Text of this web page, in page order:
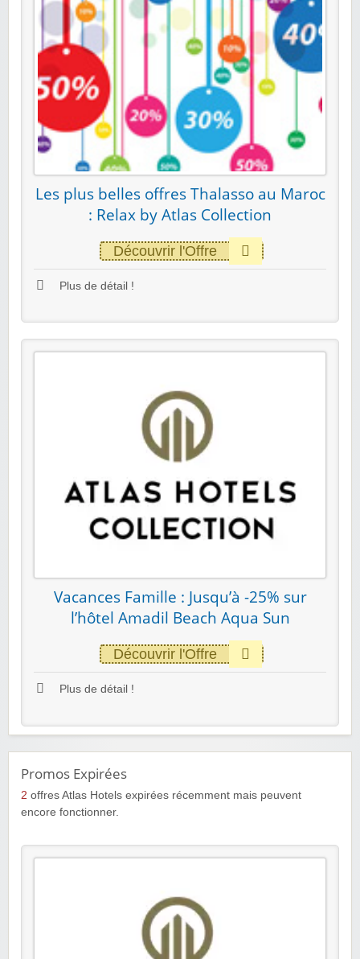
Les plus belles offres Thalasso au Maroc
: Relax by Atlas Collection
Découvrir l'Offre
Plus de détail !
Vacances Famille : Jusqu’à -25% sur
l’hôtel Amadil Beach Aqua Sun
Découvrir l'Offre
Plus de détail !
Promos Expirées
2 offres Atlas Hotels expirées récemment mais peuvent
encore fonctionner.